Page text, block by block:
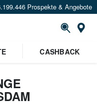
Prospekte & Angebote
CASHBACK